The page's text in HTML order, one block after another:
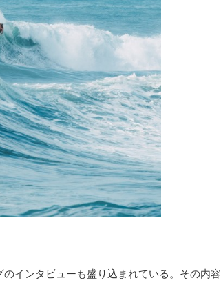
インタビューも盛り込まれている。その内容